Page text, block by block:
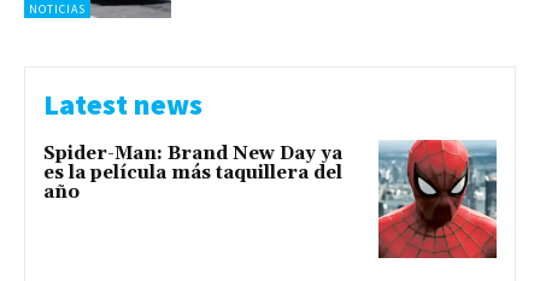
NOTICIAS
Latest news
Spider-Man: Brand New Day ya
es la película más taquillera del
año